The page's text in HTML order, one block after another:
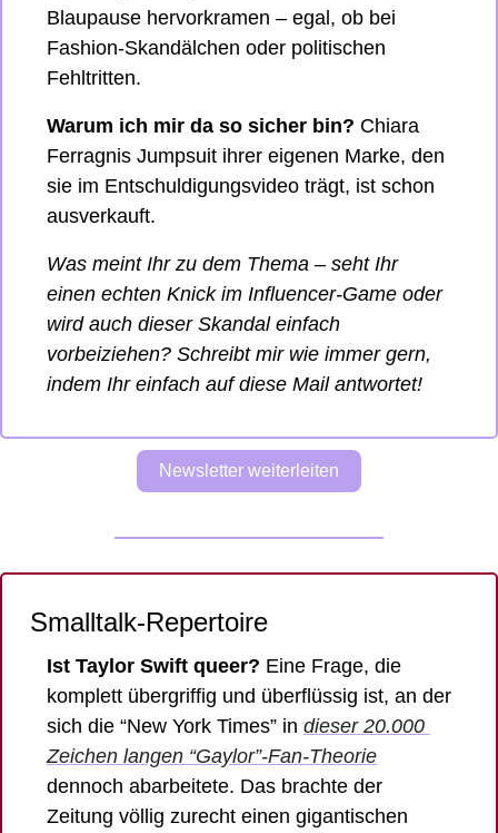
Blaupause hervorkramen – egal, ob bei
Fashion-Skandälchen oder politischen
Fehltritten.
Warum ich mir da so sicher bin? Chiara
Ferragnis Jumpsuit ihrer eigenen Marke, den
sie im Entschuldigungsvideo trägt, ist schon
ausverkauft.
Was meint Ihr zu dem Thema – seht Ihr
einen echten Knick im Influencer-Game oder
wird auch dieser Skandal einfach
vorbeiziehen? Schreibt mir wie immer gern,
indem Ihr einfach auf diese Mail antwortet!
Newsletter weiterleiten
Smalltalk-Repertoire
Ist Taylor Swift queer? Eine Frage, die
komplett übergriffig und überflüssig ist, an der
sich die “New York Times” in dieser 20.000
Zeichen langen “Gaylor”-Fan-Theorie
dennoch abarbeitete. Das brachte der